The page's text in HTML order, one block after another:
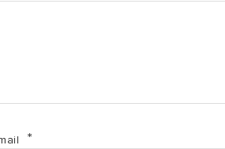
NUOS SPLIT INVERTER ER